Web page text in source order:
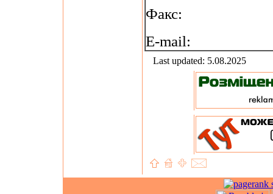
Факс:
E-mail:
Last updated: 5.08.2025